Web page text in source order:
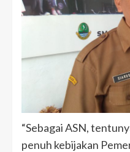
“Sebagai ASN,
penuh kebijakan